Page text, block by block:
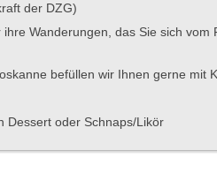
der DZG)
Wanderungen, das Sie sich vom
befüllen wir Ihnen gerne mit
Dessert oder Schnaps/Likör